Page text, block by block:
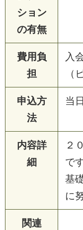
ション
の有無
費用負
担
入
（
申込方
法
当 日
内容詳
細
２ ０
で
基
に
関連